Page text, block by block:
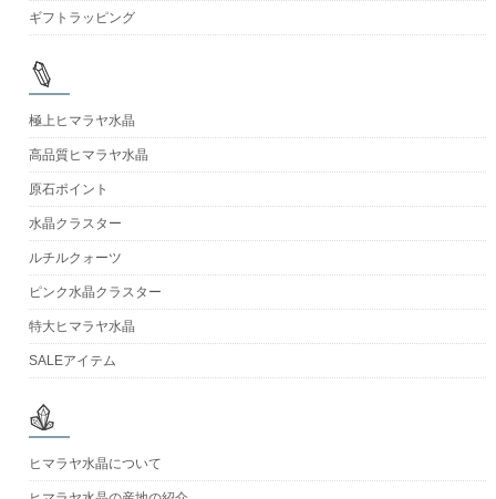
ギフトラッピング
極上ヒマラヤ水晶
高品質ヒマラヤ水晶
原石ポイント
水晶クラスター
ルチルクォーツ
ピンク水晶クラスター
特大ヒマラヤ水晶
SALEアイテム
ヒマラヤ水晶について